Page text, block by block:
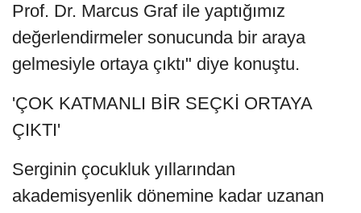
Prof. Dr. Marcus Graf ile yaptığımız
değerlendirmeler sonucunda bir araya
gelmesiyle ortaya çıktı" diye konuştu.
'ÇOK KATMANLI BİR SEÇKİ ORTAYA
ÇIKTI'
Serginin çocukluk yıllarından
akademisyenlik dönemine kadar uzanan